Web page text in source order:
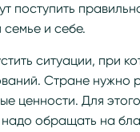
поступить
семье и себе.
ситуации, при
Стране нужно
ценности. Для
надо обращать на